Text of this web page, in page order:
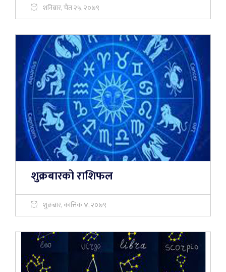
शनिबार, चैत २५, २०७९
शुक्रबारको राशिफल
शुक्रबार, कात्तिक ४, २०७९